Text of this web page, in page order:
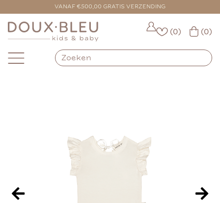
VANAF €500,00 GRATIS VERZENDING
VOOR 16:00 BESTELD = VANDAAG VERZONDEN
(0) (0)